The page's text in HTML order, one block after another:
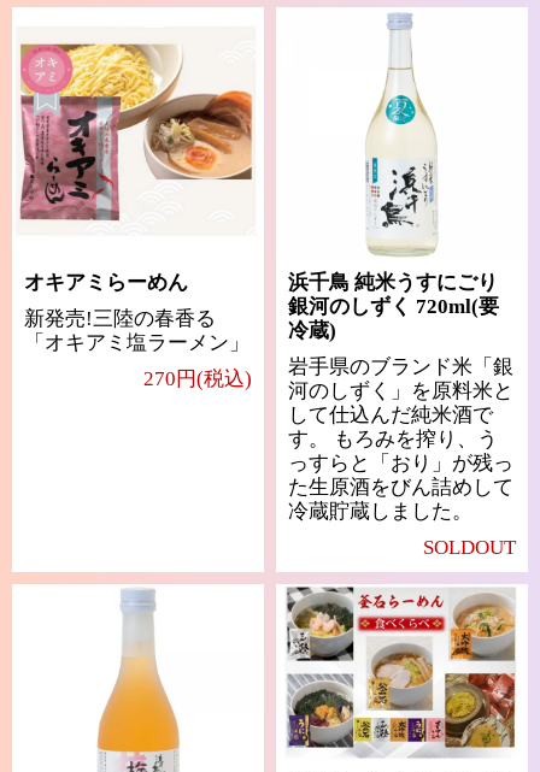
オキアミらーめん
新発売!三陸の春香る
「オキアミ塩ラーメン」
270円(税込)
浜千鳥 純米うすにごり
銀河のしずく 720ml(要
冷蔵)
岩手県のブランド米「銀
河のしずく」を原料米と
して仕込んだ純米酒で
す。 もろみを搾り、う
っすらと「おり」が残っ
た生原酒をびん詰めして
冷蔵貯蔵しました。
SOLDOUT